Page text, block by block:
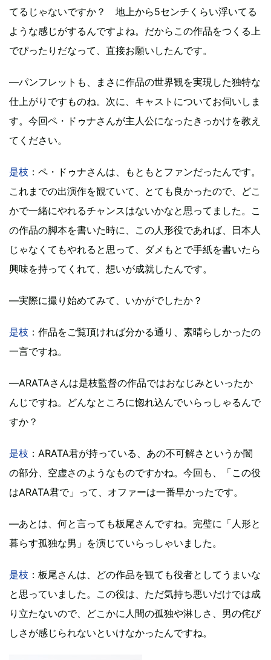
てるじゃないですか？ 地上から5センチくらい浮いてる
ような感じがするんですよね。だからこの作品をつくる上
でぴったりだなって、直接お願いしたんです。
―パンフレットも、まさに作品の世界観を実現した独特な
仕上がりですものね。次に、キャストについてお伺いしま
す。今回ペ・ドゥナさんが主人公になったきっかけを教え
てください。
是枝 ：ペ・ドゥナさんは、もともとファンだったんです。
これまでの出演作を観ていて、とても良かったので、どこ
かで一緒にやれるチャンスはないかなと思ってました。こ
の作品の脚本を書いた時に、この人形役であれば、日本人
じゃなくてもやれると思って、ダメもとで手紙を書いたら
興味を持ってくれて、想いが成就したんです。
―実際に撮り始めてみて、いかがでしたか？
是枝 ：作品をご覧頂ければ分かる通り、素晴らしかったの
一言ですね。
―ARATAさんは是枝監督の作品ではおなじみといったか
んじですね。どんなところに惚れ込んでいらっしゃるんで
すか？
是枝 ：ARATA君が持っている、あの不可解さというか闇
の部分、空虚さのようなものですかね。今回も、「この役
はARATA君で」って、オファーは一番早かったです。
―あとは、何と言っても板尾さんですね。完璧に「人形と
暮らす孤独な男」を演じていらっしゃいました。
是枝 ：板尾さんは、どの作品を観ても役者としてうまいな
と思っていました。この役は、ただ気持ち悪いだけでは成
り立たないので、どこかに人間の孤独や淋しさ、男の侘び
しさが感じられないといけなかったんですね。